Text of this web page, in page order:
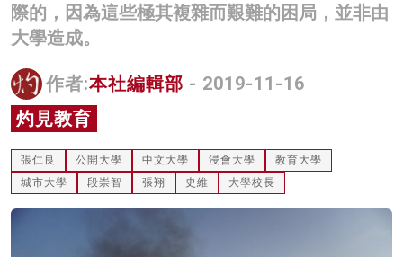
名家榜
關於我們
際的，因為這些極其複雜而艱難的困局，並非由
大學造成。
作者:本社編輯部 - 2019-11-16
灼見教育
張仁良 公開大學 中文大學 浸會大學
教育大學
城市大學
段崇智 張翔 史維 大學校長